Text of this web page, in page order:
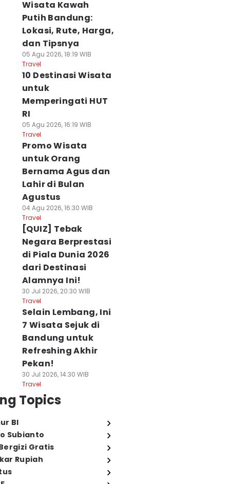
Wisata Kawah
Putih Bandung:
Lokasi, Rute, Harga,
dan Tipsnya
05 Agu 2026, 18:19 WIB
Travel
10 Destinasi Wisata
untuk
Memperingati HUT
RI
05 Agu 2026, 16:19 WIB
Travel
Promo Wisata
untuk Orang
Bernama Agus dan
Lahir di Bulan
Agustus
04 Agu 2026, 16:30 WIB
Travel
[QUIZ] Tebak
Negara Berprestasi
di Piala Dunia 2026
dari Destinasi
Alamnya Ini!
30 Jul 2026, 20:30 WIB
Travel
Selain Lembang, Ini
7 Wisata Sejuk di
Bandung untuk
Refreshing Akhir
Pekan!
30 Jul 2026, 14:30 WIB
Travel
Topics
BI
Subianto
Gratis
Rupiah